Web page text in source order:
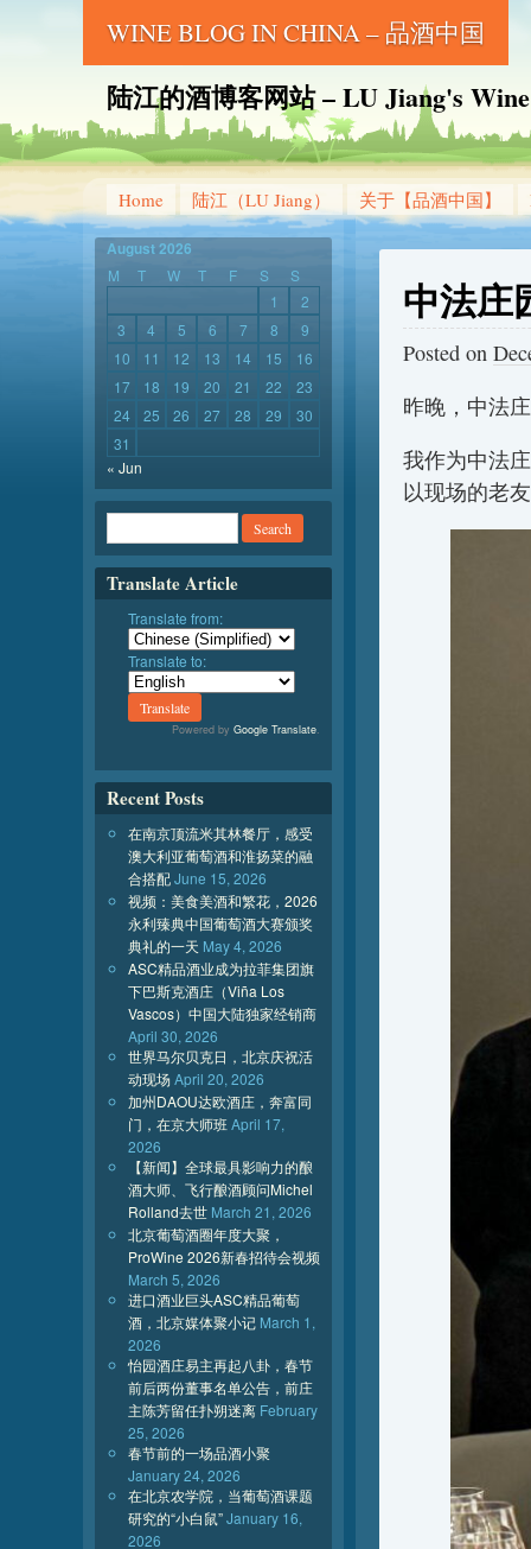
WINE BLOG IN CHINA – 品酒中国
陆江的酒博客网站 – LU Jiang's
Home 陆江（LU Jiang） 关于【品酒中国】
中法庄
Posted on
昨晚，中法
我作为中法
以现场的老
August 2026
M T W T F S
S
1
2
3
4 5 6 7 8
9
10
11 12 13 14 15
16
17
18 19 20 21 22
23
24
25 26 27 28 29
30
31
« Jun
Translate Article
Translate from:
Translate to:
Powered by Google Translate.
Recent Posts
在南京顶流米其林餐厅，感受
澳大利亚葡萄酒和淮扬菜的融
合搭配June 15, 2026
视频：美食美酒和繁花，2026
永利臻典中国葡萄酒大赛颁奖
典礼的一天 May 4, 2026
ASC精品酒业成为拉菲集团旗
下巴斯克酒庄（Viña Los
Vascos）中国大陆独家经销商
April 30, 2026
世界马尔贝克日，北京庆祝活
动现场April 20, 2026
加州DAOU达欧酒庄，奔富同
门，在京大师班 April 17,
2026
【新闻】全球最具影响力的酿
酒大师、飞行酿酒顾问Michel
Rolland去世 March 21, 2026
北京葡萄酒圈年度大聚，
ProWine 2026新春招待会视频
March 5, 2026
进口酒业巨头ASC精品葡萄
酒，北京媒体聚小记 March 1,
2026
怡园酒庄易主再起八卦，春节
前后两份董事名单公告，前庄
主陈芳留任扑朔迷离 February
25, 2026
春节前的一场品酒小聚
January 24, 2026
在北京农学院，当葡萄酒课题
研究的“小白鼠”January 16,
2026